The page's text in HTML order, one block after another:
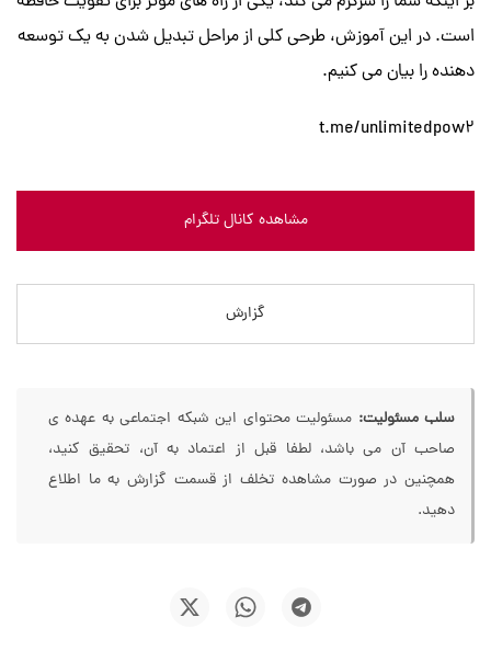
است. در این آموزش، طرحی کلی از مراحل تبدیل شدن به یک توسعه
دهنده را بیان می کنیم.
t.me/unlimitedpow2
مشاهده کانال تلگرام
گزارش
سلب مسئولیت: مسئولیت محتوای این شبکه اجتماعی به عهده ی
صاحب آن می باشد، لطفا قبل از اعتماد به آن، تحقیق کنید،
همچنین در صورت مشاهده تخلف از قسمت گزارش به ما اطلاع
دهید.